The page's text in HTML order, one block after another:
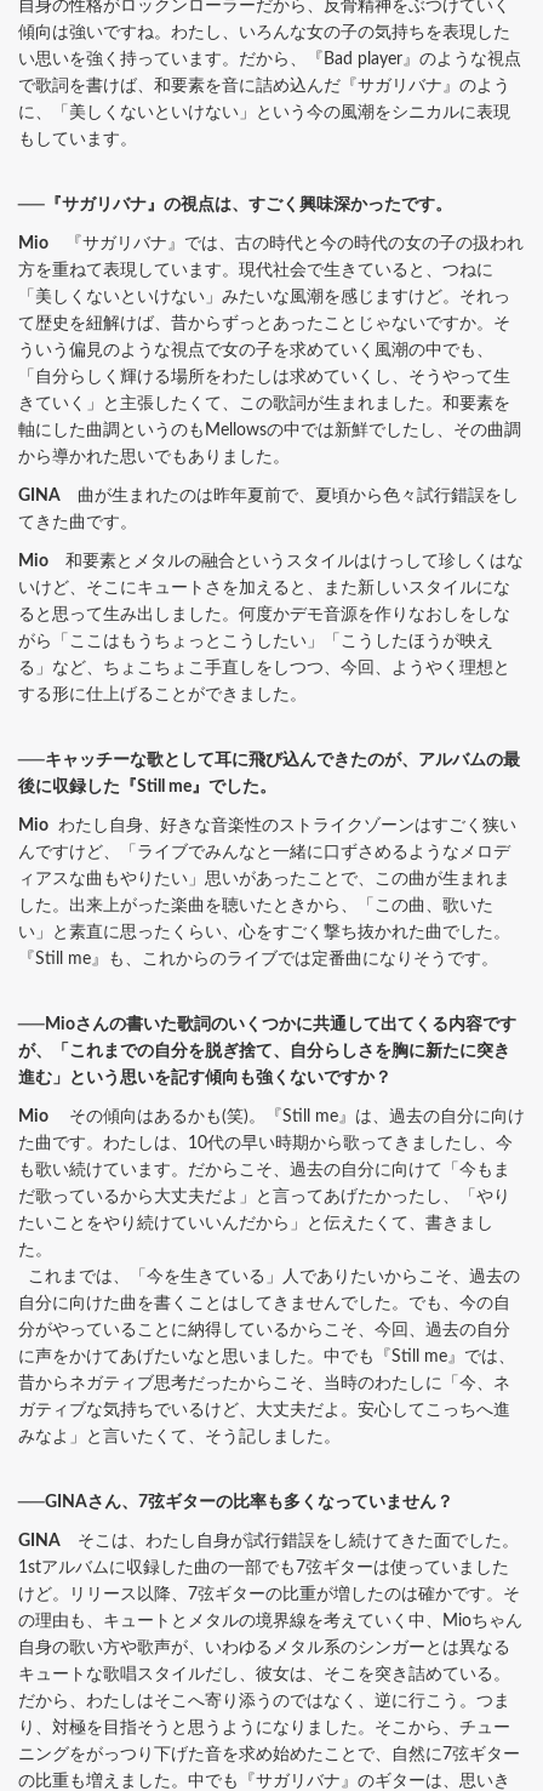
自身の性格がロックンローラーだから、反骨精神をぶつけていく
傾向は強いですね。わたし、いろんな女の子の気持ちを表現した
い思いを強く持っています。だから、『Bad player』のような視点
で歌詞を書けば、和要素を音に詰め込んだ『サガリバナ』のよう
に、「美しくないといけない」という今の風潮をシニカルに表現
もしています。
──『サガリバナ』の視点は、すごく興味深かったです。
Mio 『サガリバナ』では、古の時代と今の時代の女の子の扱われ
方を重ねて表現しています。現代社会で生きていると、つねに
「美しくないといけない」みたいな風潮を感じますけど。それっ
て歴史を紐解けば、昔からずっとあったことじゃないですか。そ
ういう偏見のような視点で女の子を求めていく風潮の中でも、
「自分らしく輝ける場所をわたしは求めていくし、そうやって生
きていく」と主張したくて、この歌詞が生まれました。和要素を
軸にした曲調というのもMellowsの中では新鮮でしたし、その曲調
から導かれた思いでもありました。
GINA 曲が生まれたのは昨年夏前で、夏頃から色々試行錯誤をし
てきた曲です。
Mio 和要素とメタルの融合というスタイルはけっして珍しくはな
いけど、そこにキュートさを加えると、また新しいスタイルにな
ると思って生み出しました。何度かデモ音源を作りなおしをしな
がら「ここはもうちょっとこうしたい」「こうしたほうが映え
る」など、ちょこちょこ手直しをしつつ、今回、ようやく理想と
する形に仕上げることができました。
──キャッチーな歌として耳に飛び込んできたのが、アルバムの最
後に収録した『Still me』でした。
Mio わたし自身、好きな音楽性のストライクゾーンはすごく狭い
んですけど、「ライブでみんなと一緒に口ずさめるようなメロデ
ィアスな曲もやりたい」思いがあったことで、この曲が生まれま
した。出来上がった楽曲を聴いたときから、「この曲、歌いた
い」と素直に思ったくらい、心をすごく撃ち抜かれた曲でした。
『Still me』も、これからのライブでは定番曲になりそうです。
──Mioさんの書いた歌詞のいくつかに共通して出てくる内容です
が、「これまでの自分を脱ぎ捨て、自分らしさを胸に新たに突き
進む」という思いを記す傾向も強くないですか？
Mio
その傾向はあるかも(笑)。『Still me』は、過去の自分に向け
た曲です。わたしは、10代の早い時期から歌ってきましたし、今
も歌い続けています。だからこそ、過去の自分に向けて「今もま
だ歌っているから大丈夫だよ」と言ってあげたかったし、「やり
たいことをやり続けていいんだから」と伝えたくて、書きまし
た。
これまでは、「今を生きている」人でありたいからこそ、過去の
自分に向けた曲を書くことはしてきませんでした。でも、今の自
分がやっていることに納得しているからこそ、今回、過去の自分
に声をかけてあげたいなと思いました。中でも『Still me』では、
昔からネガティブ思考だったからこそ、当時のわたしに「今、ネ
ガティブな気持ちでいるけど、大丈夫だよ。安心してこっちへ進
みなよ」と言いたくて、そう記しました。
──GINAさん、7弦ギターの比率も多くなっていません？
GINA そこは、わたし自身が試行錯誤をし続けてきた面でした。
1stアルバムに収録した曲の一部でも7弦ギターは使っていました
けど。リリース以降、7弦ギターの比重が増したのは確かです。そ
の理由も、キュートとメタルの境界線を考えていく中、Mioちゃん
自身の歌い方や歌声が、いわゆるメタル系のシンガーとは異なる
キュートな歌唱スタイルだし、彼女は、そこを突き詰めている。
だから、わたしはそこへ寄り添うのではなく、逆に行こう。つま
り、対極を目指そうと思うようになりました。そこから、チュー
ニングをがっつり下げた音を求め始めたことで、自然に7弦ギター
の比重も増えました。中でも『サガリバナ』のギターは、思いき